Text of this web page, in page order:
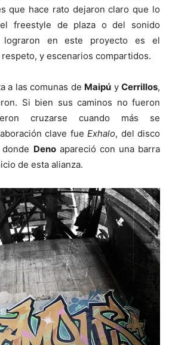
que hace rato dejaron claro que lo
freestyle de plaza o del sonido
lograron en este proyecto es el
y escenarios compartidos.
a las comunas de Maipú y Cerrillos,
Si bien sus caminos no fueron
cruzarse cuando más se
clave fueExhalo, del disco
donde Denoapareció con una barra
de esta alianza.